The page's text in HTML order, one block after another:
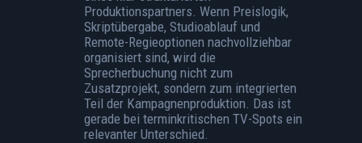
Produktionspartners. Wenn Preislogik,
Skriptübergabe, Studioablauf und
Remote-Regieoptionen nachvollziehbar
organisiert sind, wird die
Sprecherbuchung nicht zum
Zusatzprojekt, sondern zum integrierten
Teil der Kampagnenproduktion. Das ist
gerade bei terminkritischen TV-Spots ein
relevanter Unterschied.